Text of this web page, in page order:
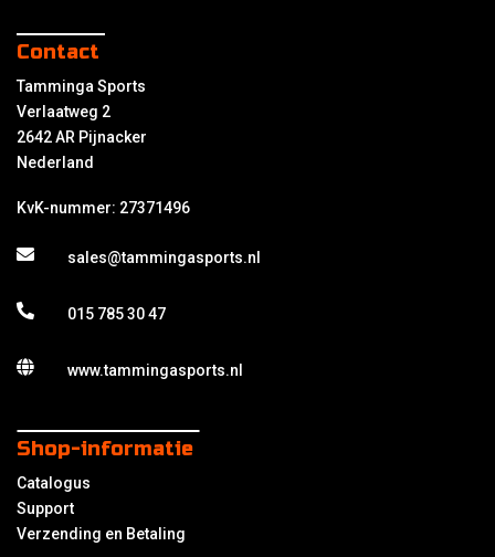
Contact
Tamminga Sports
Verlaatweg 2
2642 AR Pijnacker
Nederland
KvK-nummer: 27371496
sales@tammingasports.nl
015 785 30 47
www.tammingasports.nl
Shop-informatie
Catalogus
Support
Verzending en Betaling